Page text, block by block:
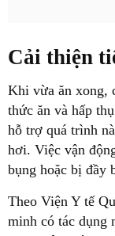
Cải thiện
thức ăn và hấp
hỗ trợ quá trình
hơi. Việc vận
minh có tác dụng